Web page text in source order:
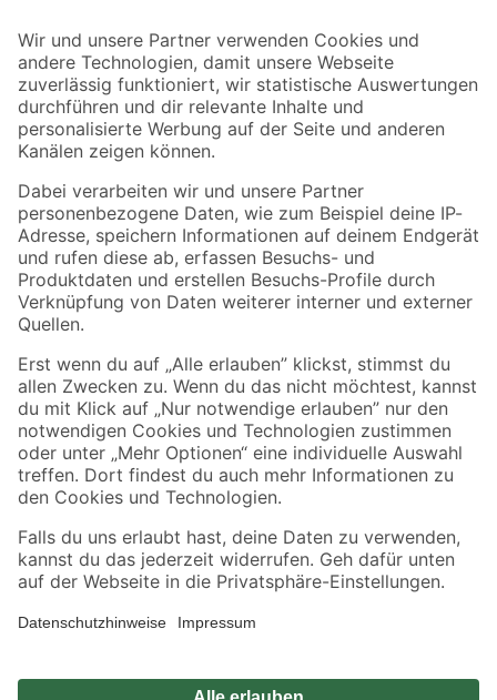
Der toom Newsletter: Keine Angebote und Aktionen mehr verpassen!
Zur Newsletter Anmeldung
Folge uns
Zahlungsarten Versandarten
Sicher einkaufen
Jetzt die toom-App herunterladen
Alle Preisangaben in EUR inkl. gesetzl. MwSt.. Die dargestellten Angebote sind unter
Umständen nicht in allen Märkten verfügbar. Die angegebenen Verfügbarkeiten beziehen
Produkte nur solange der Vorrat reicht.
*Paketversand ab 59 € versandkostenfrei, gilt nicht für Artikel mit Speditionsversand, hier
Privatsphäre Impressum